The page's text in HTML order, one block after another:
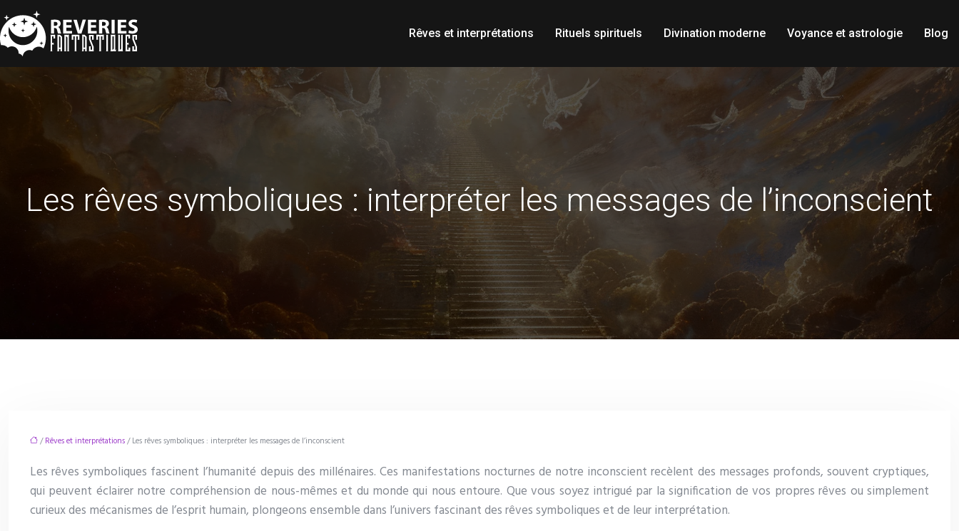
Rêves et interprétations Rituels spirituels Divination moderne Voyance et astrologie Blog
Les rêves symboliques : interpréter les messages de l’inconscient
/Rêves et interprétations/ Les rêves symboliques : interpréter les messages de l’inconscient
Les rêves symboliques fascinent l’humanité depuis des millénaires. Ces manifestations nocturnes de notre inconscient recèlent des messages profonds, souvent cryptiques,
qui peuvent éclairer notre compréhension de nous-mêmes et du monde qui nous entoure. Que vous soyez intrigué par la signification de vos propres rêves ou simplement
curieux des mécanismes de l’esprit humain, plongeons ensemble dans l’univers fascinant des rêves symboliques et de leur interprétation.